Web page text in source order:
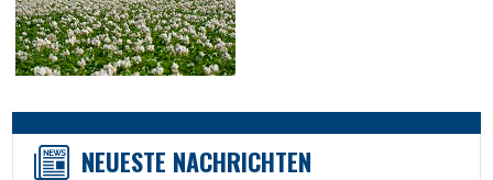
NEUESTE NACHRICHTEN